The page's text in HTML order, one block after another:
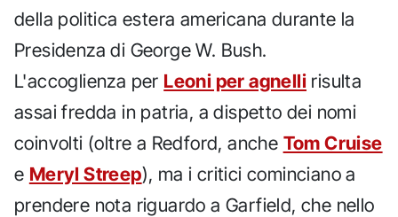
della politica estera americana durante la
Presidenza di George W. Bush.
L'accoglienza per Leoni per agnelli risulta
assai fredda in patria, a dispetto dei nomi
coinvolti (oltre a Redford, anche Tom Cruise
e Meryl Streep), ma i critici cominciano a
prendere nota riguardo a Garfield, che nello